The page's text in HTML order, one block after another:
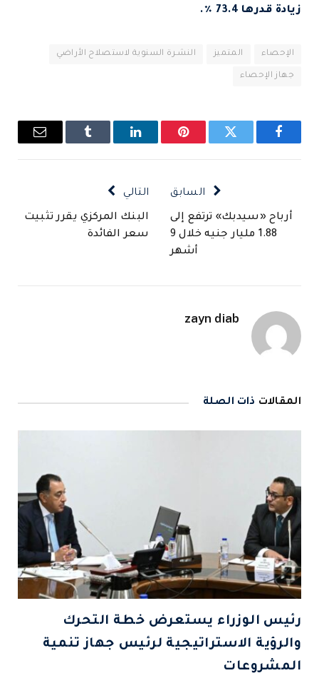
زيادة قدرها 73.4 ٪.
الإحصاء المتميز النشـرة السنوية لاستصلاح الأراضي
جهاز الإحصاء
فيسبوك تويتر بينتيريستلينكدإن Tumblr
البريد
السابق
أرباح «سيدبك» ترتفع إلى
1.88 مليار جنيه خلال 9
أشهر
التالي
البنك المركزي يقرر تثبيت
سعر الفائدة
zayn diab
المقالات ذات الصلة
رئيس الوزراء يستعرض خطة التحرك
والرؤية الاستراتيجية لرئيس جهاز تنمية
المشروعات